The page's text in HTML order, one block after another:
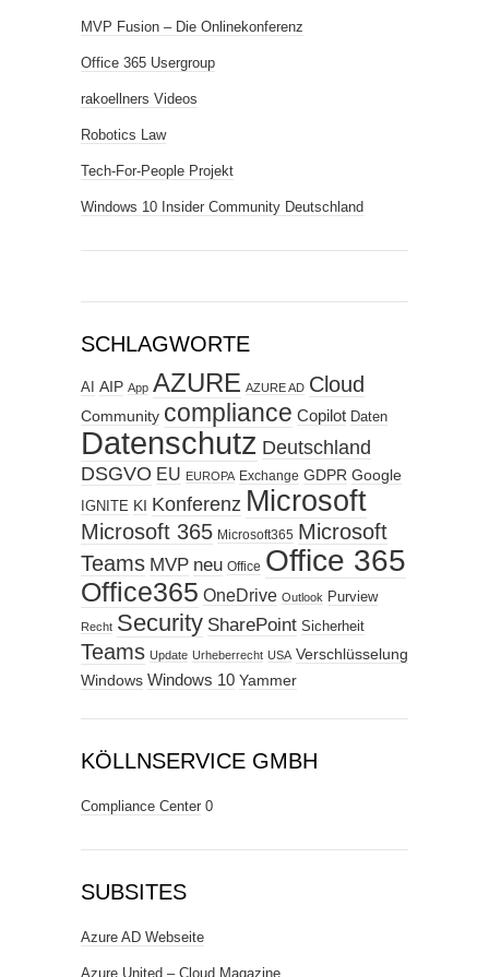
MVP Fusion – Die Onlinekonferenz
Office 365 Usergroup
rakoellners Videos
Robotics Law
Tech-For-People Projekt
Windows 10 Insider Community Deutschland
SCHLAGWORTE
AI AIP App AZURE AZURE AD Cloud
Community compliance Copilot Daten
Datenschutz Deutschland
DSGVO EU EUROPA Exchange GDPR Google
IGNITE KI Konferenz Microsoft
Microsoft 365 Microsoft365 Microsoft
Teams MVP neu Office Office 365
Office365 OneDrive Outlook Purview
Recht Security SharePoint Sicherheit
Teams Update Urheberrecht USA Verschlüsselung
Windows Windows 10 Yammer
KÖLLNSERVICE GMBH
Compliance Center 0
SUBSITES
Azure AD Webseite
Azure United – Cloud Magazine